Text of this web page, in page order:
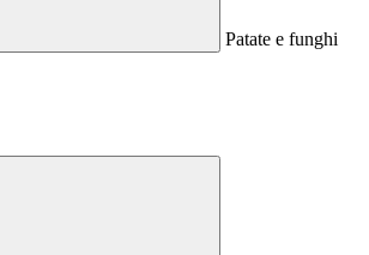
Patate e funghi